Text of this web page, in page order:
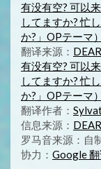
有没有空? 可以
してますか? 忙
か?」OPテーマ
翻译来源：
有没有空? 可以
してますか? 忙
か?」OPテーマ
翻译作者：
信息来源：
罗马音来源：自
协力： Google